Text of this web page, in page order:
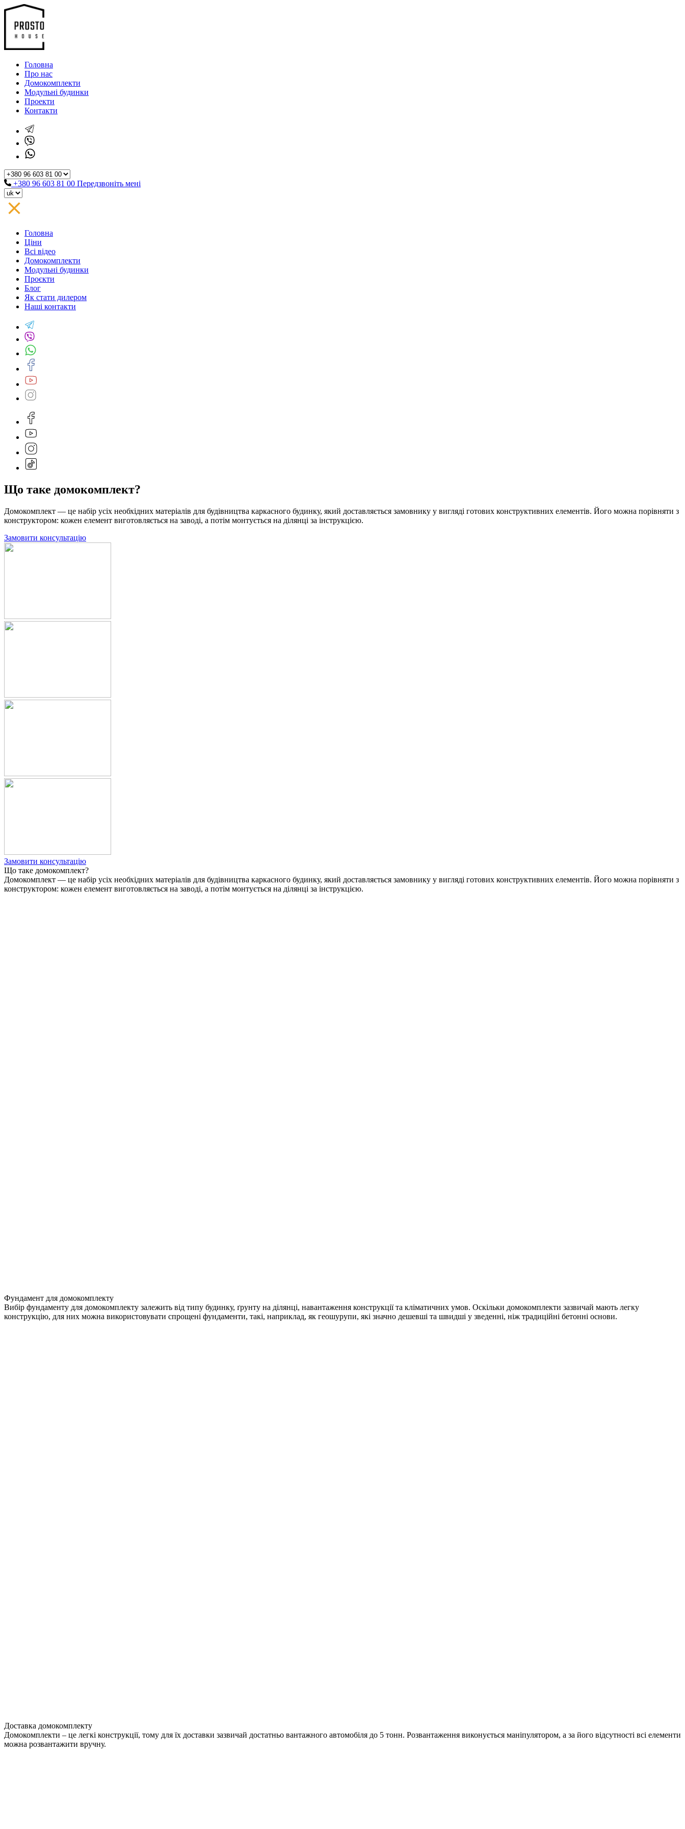
Головна
Про нас
Домокомплекти
Модульні будинки
Проекти
Контакти
+380 96 603 81 00 Передзвоніть мені
Головна
Ціни
Всі відео
Домокомплекти
Модульні будинки
Проєкти
Блог
Як стати дилером
Наші контакти
Що таке домокомплект?
Домокомплект — це набір усіх необхідних матеріалів для будівництва каркасного будинку, який доставляється замовнику у вигляді готових конструктивних елементів. Його можна порівняти з
конструктором: кожен елемент виготовляється на заводі, а потім монтується на ділянці за інструкцією.
Замовити консультацію
Замовити консультацію
Що таке домокомплект?
Домокомплект — це набір усіх необхідних матеріалів для будівництва каркасного будинку, який доставляється замовнику у вигляді готових конструктивних елементів. Його можна порівняти з
конструктором: кожен елемент виготовляється на заводі, а потім монтується на ділянці за інструкцією.
Фундамент для домокомплекту
Вибір фундаменту для домокомплекту залежить від типу будинку, ґрунту на ділянці, навантаження конструкції та кліматичних умов. Оскільки домокомплекти зазвичай мають легку
конструкцію, для них можна використовувати спрощені фундаменти, такі, наприклад, як геошурупи, які значно дешевші та швидші у зведенні, ніж традиційні бетонні основи.
Доставка домокомплекту
Домокомплекти – це легкі конструкції, тому для їх доставки зазвичай достатньо вантажного автомобіля до 5 тонн. Розвантаження виконується маніпулятором, а за його відсутності всі елементи
можна розвантажити вручну.